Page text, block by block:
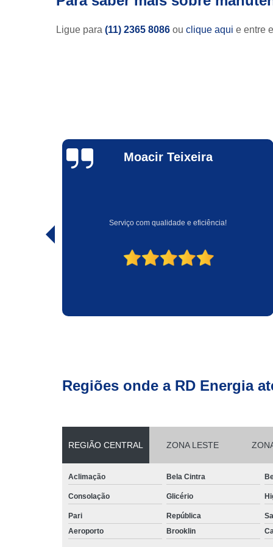
Ligue para (11) 2365 8086 ou clique aqui e entre
Duarte
Cavalcante
Empresa muito idônea e extremamente competente.
Regiões onde a RD Energia
REGIÃO CENTRAL ZONA LESTE
Aclimação Bela Cintra
Consolação Glicério
Pari República
Aeroporto
Brooklin